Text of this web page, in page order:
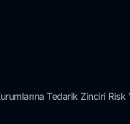
Tedarik Zinciri Risk